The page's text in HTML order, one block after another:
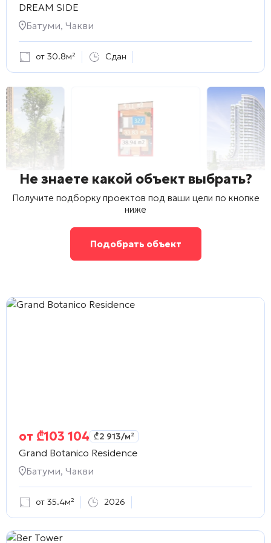
DREAM SIDE
Батуми, Чакви
от 30.8м² Сдан
Не знаете какой объект выбрать?
Получите подборку проектов под ваши цели по кнопке
ниже
Подобрать объект
от ₾103 104 ₾2 913/м²
Grand Botanico Residence
Батуми, Чакви
от 35.4м² 2026